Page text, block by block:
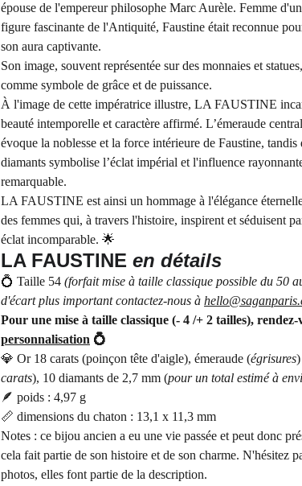
épouse de l'empereur philosophe Marc Aurèle. Femme
figure fascinante de l'Antiquité, Faustine était reconnue
son aura captivante.
Son image, souvent représentée sur des monnaies et
comme symbole de grâce et de puissance.
À l'image de cette impératrice illustre, LA FAUSTINE
beauté intemporelle et caractère affirmé. L’émeraude
évoque la noblesse et la force intérieure de Faustine,
diamants symbolise l’éclat impérial et l'influence
remarquable.
LA FAUSTINE est ainsi un hommage à l'élégance
des femmes qui, à travers l'histoire, inspirent et séduisent
éclat incomparable. 🌟
LA FAUSTINE en détails
💍 Taille 54 (forfait mise à taille classique possible du 50
d'écart plus important contactez-nous à
Pour une mise à taille classique (- 4 /+ 2 tailles), rendez-
personnalisation 💍
💎 Or 18 carats (poinçon tête d'aigle), émeraude (égrisures)
carats), 10 diamants de 2,7 mm (pour un total estimé à
🪶 poids : 4,97 g
📏 dimensions du chaton : 13,1 x 11,3 mm
Notes : ce bijou ancien a eu une vie passée et peut donc
cela fait partie de son histoire et de son charme. N'hésitez
photos, elles font partie de la description.